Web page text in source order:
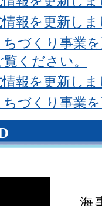
報を更新し
づくり事業
ください。
報を更新し
づくり事業
覧ください。
報を更新し
づくり事業
ください。
情報を更新し海